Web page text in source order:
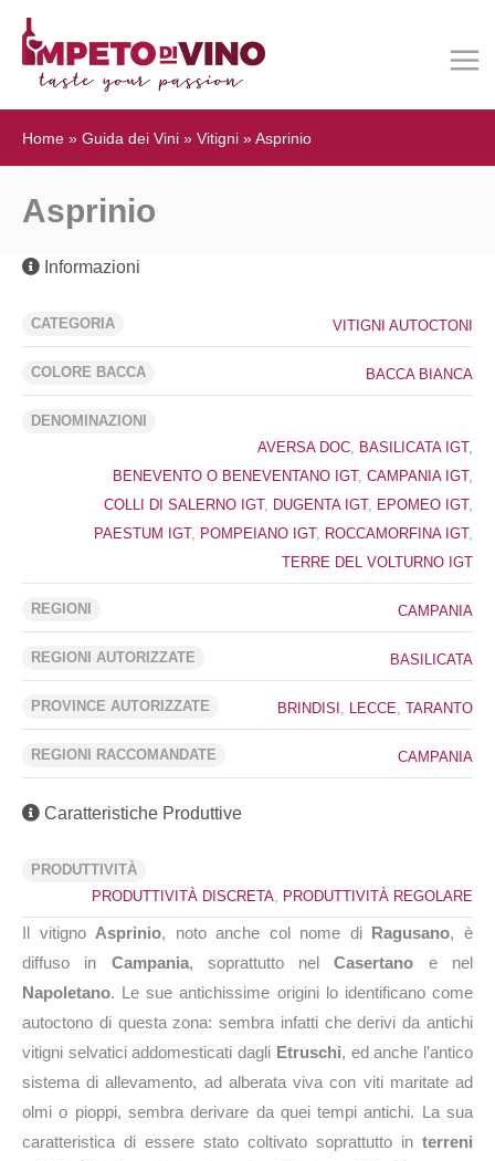
Home » Guida dei Vini » Vitigni »Asprinio
Asprinio
Informazioni
CATEGORIA VITIGNI AUTOCTONI
COLORE BACCA BACCA BIANCA
DENOMINAZIONI
AVERSA DOC, BASILICATA IGT,
BENEVENTO O BENEVENTANO IGT, CAMPANIA IGT,
COLLI DI SALERNO IGT, DUGENTA IGT, EPOMEO IGT,
PAESTUM IGT, POMPEIANO IGT, ROCCAMORFINA IGT,
TERRE DEL VOLTURNO IGT
REGIONI CAMPANIA
REGIONI AUTORIZZATE BASILICATA
PROVINCE AUTORIZZATE BRINDISI , LECCE, TARANTO
REGIONI RACCOMANDATE CAMPANIA
Caratteristiche Produttive
PRODUTTIVITÀ
PRODUTTIVITÀ DISCRETA, PRODUTTIVITÀ REGOLARE
Il vitigno Asprinio, noto anche col nome di Ragusano, è
diffuso in Campania, soprattutto nelCasertano e nel
Napoletano. Le sue antichissime origini lo identificano come
autoctono di questa zona: sembra infatti che derivi da antichi
vitigni selvatici addomesticati dagli Etruschi, ed anche l’antico
sistema di allevamento, ad alberata viva con viti maritate ad
olmi o pioppi, sembra derivare da quei tempi antichi. La sua
caratteristica di essere stato coltivato soprattutto in terreni